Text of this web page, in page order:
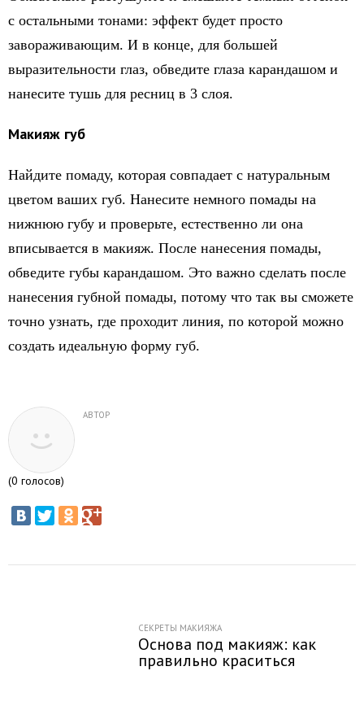
с остальными тонами: эффект будет просто
завораживающим. И в конце, для большей
выразительности глаз, обведите глаза карандашом и
нанесите тушь для ресниц в 3 слоя.
Макияж губ
Найдите помаду, которая совпадает с натуральным
цветом ваших губ. Нанесите немного помады на
нижнюю губу и проверьте, естественно ли она
вписывается в макияж. После нанесения помады,
обведите губы карандашом. Это важно сделать после
нанесения губной помады, потому что так вы сможете
точно узнать, где проходит линия, по которой можно
создать идеальную форму губ.
АВТОР
(0 голосов)
СЕКРЕТЫ МАКИЯЖА
Основа под макияж: как
правильно краситься